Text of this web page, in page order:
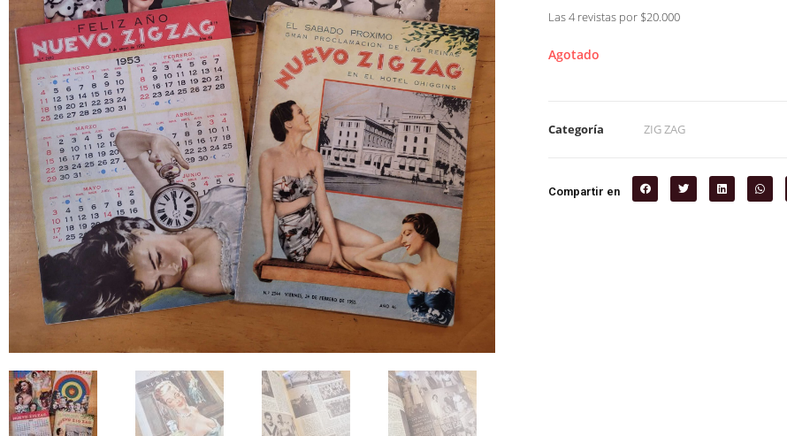
Las 4 revistas por $20.000
Agotado
Categoría ZIG ZAG
Compartir en